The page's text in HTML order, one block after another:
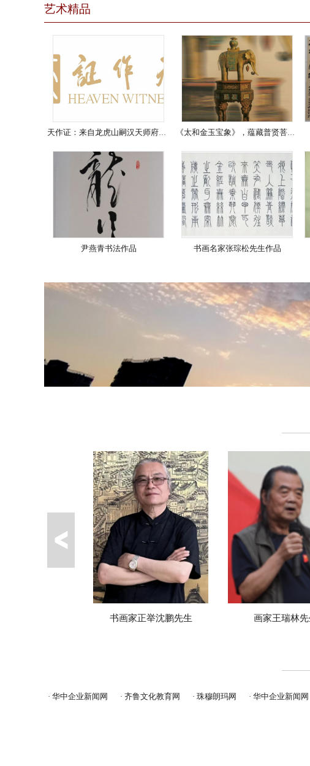
艺术精品
天作证：来自龙虎山嗣汉天师府的神圣见证 《太和金玉宝象》，蕴藏普贤菩萨坐骑的神秘力量
尹燕青书法作品 书画名家张琮松先生作品
书画家正举沈鹏先生 画家王瑞林先生
· 华中企业新闻网 · 齐鲁文化教育网 · 珠穆朗玛网 · 华中企业新闻网